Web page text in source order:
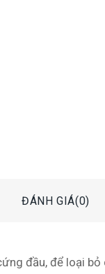
ĐÁNH GIÁ(0)
đầu, để loại